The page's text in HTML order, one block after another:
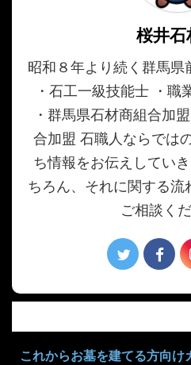
桜井石
昭和８年より続く群馬県
・石工一級技能士 ・職
・群馬県石材商組合加
合加盟 石職人ならでは
ち情報をお伝えしてい
ちろん、それに関する流
ご相談くだ
これからお墓を建てる方向け